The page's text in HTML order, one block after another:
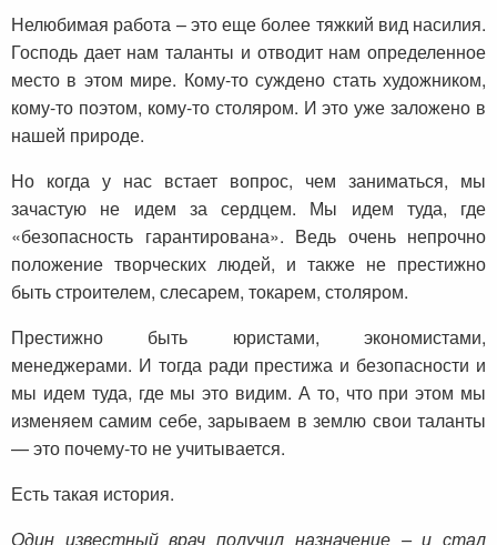
Нелюбимая работа – это еще более тяжкий вид насилия.
Господь дает нам таланты и отводит нам определенное
место в этом мире. Кому-то суждено стать художником,
кому-то поэтом, кому-то столяром. И это уже заложено в
нашей природе.
Но когда у нас встает вопрос, чем заниматься, мы
зачастую не идем за сердцем. Мы идем туда, где
«безопасность гарантирована». Ведь очень непрочно
положение творческих людей, и также не престижно
быть строителем, слесарем, токарем, столяром.
Престижно быть юристами, экономистами,
менеджерами. И тогда ради престижа и безопасности и
мы идем туда, где мы это видим. А то, что при этом мы
изменяем самим себе, зарываем в землю свои таланты
— это почему-то не учитывается.
Есть такая история.
Один известный врач получил назначение – и стал